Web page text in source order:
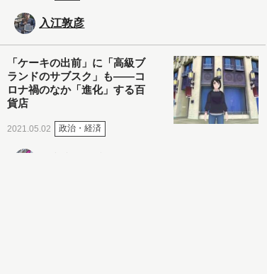
入江敦彦
「ケーキの出前」に「高級ブ
ランドのサブスク」も――コ
ロナ禍のなか「進化」する百
貨店
2021.05.02 政治・経済